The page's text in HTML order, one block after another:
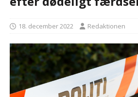
18. december 2022 Redaktionen